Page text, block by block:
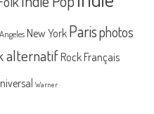
New York Parisphotos
alternatif Rock Français
Warner